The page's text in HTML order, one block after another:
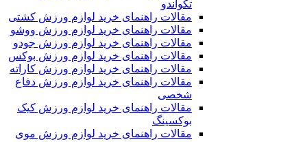
تکواندو
مقالات راهنمای خرید لوازم ورزش کشتی
مقالات راهنمای خرید لوازم ورزش ووشو
مقالات راهنمای خرید لوازم ورزش جودو
مقالات راهنمای خرید لوازم ورزش بوکس
مقالات راهنمای خرید لوازم ورزش کاراته
مقالات راهنمای خرید لوازم ورزش دفاع
شخصی
مقالات راهنمای خرید لوازم ورزش کیک
بوکسینگ
مقالات راهنمای خرید لوازم ورزش موی